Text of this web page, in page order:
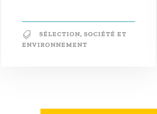
SÉLECTION, SOCIÉTÉ ET
ENVIRONNEMENT